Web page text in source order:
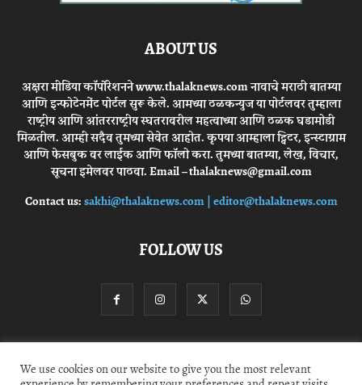
ABOUT US
अक्षरा मीडिया कॉर्पोरेशनने www.thalaknews.com नावाचे मराठी बातम्या
आणि इन्फोटेनमेंट पोर्टल सुरू केले. आमच्या ठळकन्युज या पोर्टलवर तुम्हाला
राष्ट्रीय आणि आंतरराष्ट्रीय स्घतरावरील महत्वाच्या आणि ठळक घडामोडी
मिळतील. आम्ही सदैव तुमच्या सेवेत आहोत. कृपया आम्हाला ट्विटर, इन्स्टाग्राम
आणि फेसबुक वर लाईक आणि फॉलो करा. तुमच्या बातम्या, लेख, विचार,
सूचना इमेलवर पाठवा. Email – thalaknews@gmail.com
Contact us:sakhi@thalaknews.com | editor@thalaknews.com
FOLLOW US
Privacy Policy Contact Us
We use cookies on our website to give you the most relevant